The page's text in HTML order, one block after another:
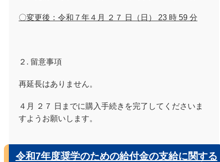
〇変更後：令和７年４月 ２７ 日（日） 23 時 59 分
２. 留意事項
再延長はありません。
４月 ２７ 日までに購入手続きを完了してくださいま
すようお願いします。
令和7年度奨学のための給付金の支給に関する